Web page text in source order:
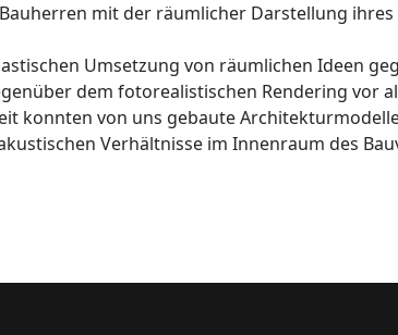
mit der räumlicher Darstellung
Umsetzung von räumlichen Ideen
dem fotorealistischen Rendering vor
konnten von uns gebaute
Verhältnisse im Innenraum des